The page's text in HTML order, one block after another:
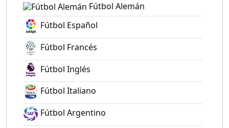
Fútbol Alemán
Fútbol Español
Fútbol Francés
Fútbol Inglés
Fútbol Italiano
Fútbol Argentino